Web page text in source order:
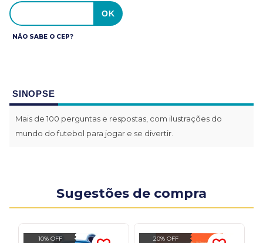
NÃO SABE O CEP?
SINOPSE
Mais de 100 perguntas e respostas, com ilustrações do
mundo do futebol para jogar e se divertir.
Sugestões de compra
10% OFF 20% OFF